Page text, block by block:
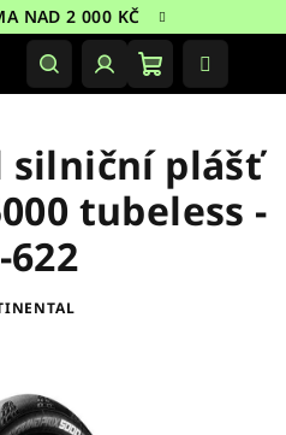
NAD 2 000 KČ
HledatPřihlášeníNákupní
silniční plášť
tubeless -
622